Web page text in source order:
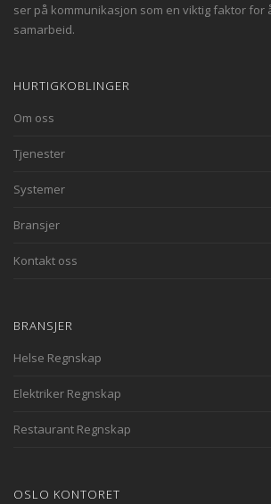
ser på kommunikasjon som en viktig faktor for
samarbeid.
HURTIGKOBLINGER
Om oss
Tjenester
Systemer
Bransjer
Kontakt oss
BRANSJER
Helse Regnskap
Elektriker Regnskap
Restaurant Regnskap
OSLO KONTORET